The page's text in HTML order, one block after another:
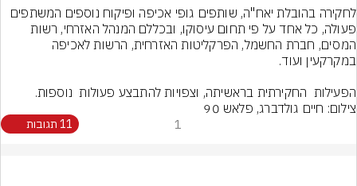
פעולה, כל אחד על פי תחום עיסוקו, ובכללם המנהל האזרחי, רשות
הפעילות  החקירתית בראשיתה, וצפויות להתבצע פעולות  נוספות.
צילום: חיים גולדברג, פלאש 90
1 11 תגובות